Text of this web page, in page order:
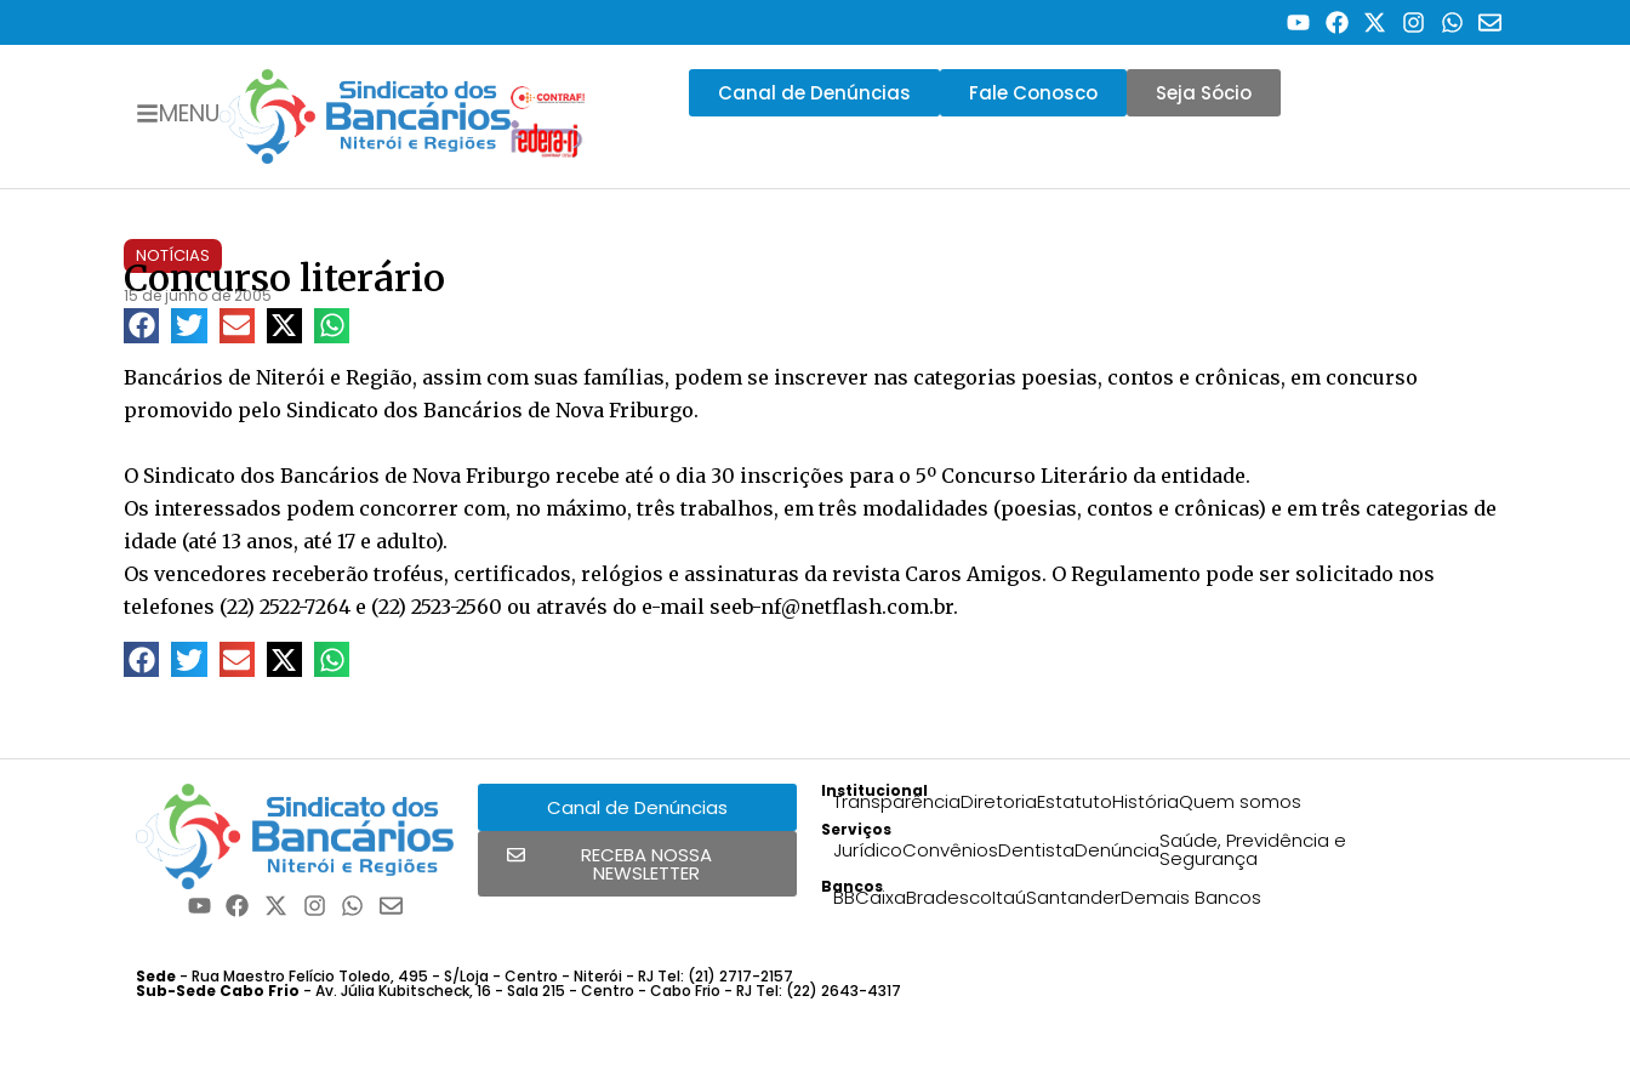
MENU
Canal de Denúncias Fale Conosco Seja Sócio
NOTÍCIAS
Concurso literário
15 de junho de 2005
Bancários de Niterói e Região, assim com suas famílias, podem se inscrever nas categorias poesias, contos e crônicas, em concurso
promovido pelo Sindicato dos Bancários de Nova Friburgo.
O Sindicato dos Bancários de Nova Friburgo recebe até o dia 30 inscrições para o 5º Concurso Literário da entidade.
Os interessados podem concorrer com, no máximo, três trabalhos, em três modalidades (poesias, contos e crônicas) e em três categorias de
idade (até 13 anos, até 17 e adulto).
Os vencedores receberão troféus, certificados, relógios e assinaturas da revista Caros Amigos. O Regulamento pode ser solicitado nos
telefones (22) 2522-7264 e (22) 2523-2560 ou através do e-mail seeb-nf@netflash.com.br.
Canal de Denúncias
RECEBA NOSSA
NEWSLETTER
Institucional
TransparênciaDiretoriaEstatutoHistóriaQuem somos
Serviços
JurídicoConvêniosDentistaDenúnciaSaúde, Previdência e
Segurança
Bancos
BBCaixaBradescoItaúSantanderDemais Bancos
Sede - Rua Maestro Felício Toledo, 495 - S/Loja - Centro - Niterói - RJ Tel: (21) 2717-2157
Sub-Sede Cabo Frio - Av. Júlia Kubitscheck, 16 - Sala 215 - Centro - Cabo Frio - RJ Tel: (22) 2643-4317